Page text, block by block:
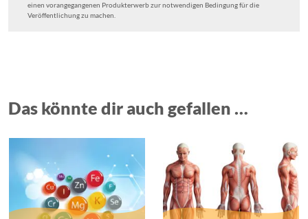
einen vorangegangenen Produkterwerb zur notwendigen Bedingung für die
Veröffentlichung zu machen.
Das könnte dir auch gefallen …